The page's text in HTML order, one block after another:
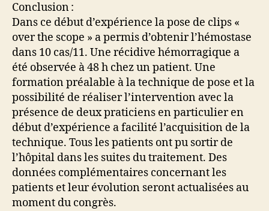
Conclusion :
Dans ce début d’expérience la pose de clips «
over the scope » a permis d’obtenir l’hémostase
dans 10 cas/11. Une récidive hémorragique a
été observée à 48 h chez un patient. Une
formation préalable à la technique de pose et la
possibilité de réaliser l’intervention avec la
présence de deux praticiens en particulier en
début d’expérience a facilité l’acquisition de la
technique. Tous les patients ont pu sortir de
l’hôpital dans les suites du traitement. Des
données complémentaires concernant les
patients et leur évolution seront actualisées au
moment du congrès.